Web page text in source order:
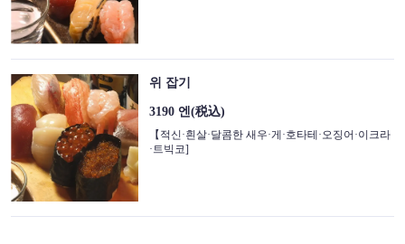
위 잡기
3190 엔(税込)
【적신·흰살·달콤한 새우·게·호타테·오징어·이크라
·트빅코]